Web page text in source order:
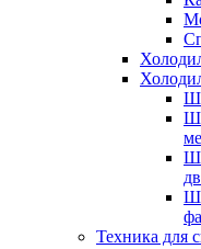
Техника для